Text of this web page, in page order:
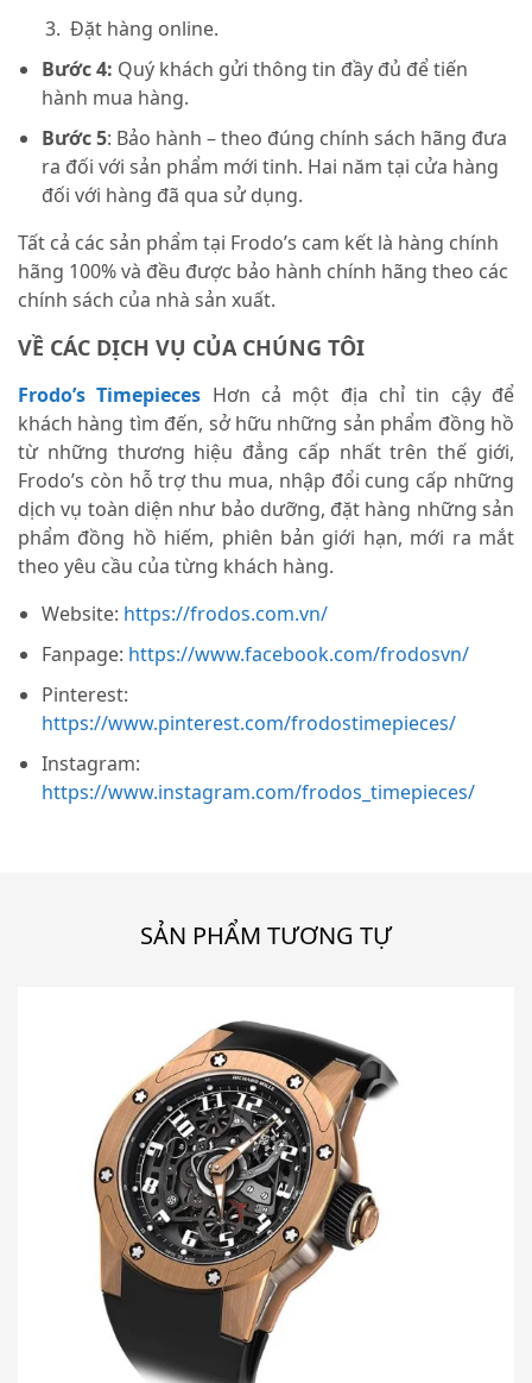
Đặt hàng online.
Bước 4: Quý khách gửi thông tin đầy đủ để tiến
hành mua hàng.
Bước 5: Bảo hành – theo đúng chính sách hãng đưa
ra đối với sản phẩm mới tinh. Hai năm tại cửa hàng
đối với hàng đã qua sử dụng.
Tất cả các sản phẩm tại Frodo’s cam kết là hàng chính
hãng 100% và đều được bảo hành chính hãng theo các
chính sách của nhà sản xuất.
VỀ CÁC DỊCH VỤ CỦA CHÚNG TÔI
Frodo’s Timepieces Hơn cả một địa chỉ tin cậy để
khách hàng tìm đến, sở hữu những sản phẩm đồng hồ
từ những thương hiệu đẳng cấp nhất trên thế giới,
Frodo’s còn hỗ trợ thu mua, nhập đổi cung cấp những
dịch vụ toàn diện như bảo dưỡng, đặt hàng những sản
phẩm đồng hồ hiếm, phiên bản giới hạn, mới ra mắt
theo yêu cầu của từng khách hàng.
Website: https://frodos.com.vn/
Fanpage: https://www.facebook.com/frodosvn/
Pinterest:
https://www.pinterest.com/frodostimepieces/
Instagram:
https://www.instagram.com/frodos_timepieces/
SẢN PHẨM TƯƠNG TỰ